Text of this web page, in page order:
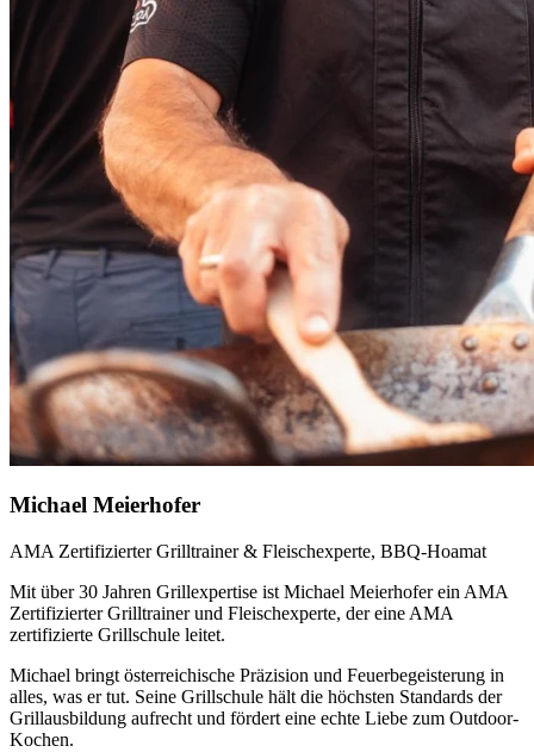
Michael Meierhofer
AMA Zertifizierter Grilltrainer & Fleischexperte, BBQ-Hoamat
Mit über 30 Jahren Grillexpertise ist Michael Meierhofer ein AMA
Zertifizierter Grilltrainer und Fleischexperte, der eine AMA
zertifizierte Grillschule leitet.
Michael bringt österreichische Präzision und Feuerbegeisterung in
alles, was er tut. Seine Grillschule hält die höchsten Standards der
Grillausbildung aufrecht und fördert eine echte Liebe zum Outdoor-
Kochen.